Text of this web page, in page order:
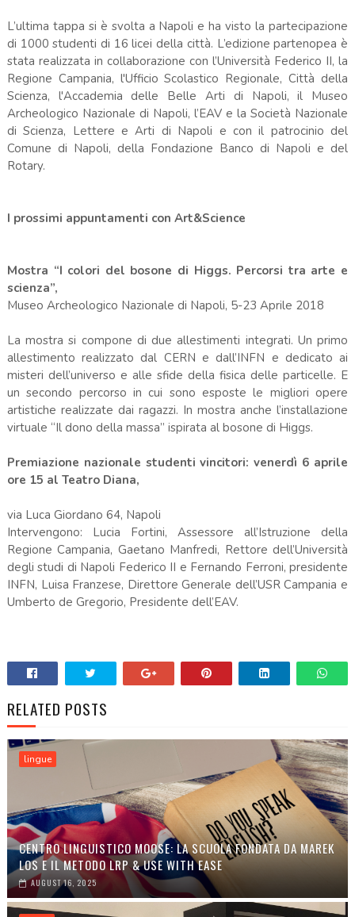
L’ultima tappa si è svolta a Napoli e ha visto la partecipazione
di 1000 studenti di 16 licei della città. L’edizione partenopea è
stata realizzata in collaborazione con l’Università Federico II, la
Regione Campania, l'Ufficio Scolastico Regionale, Città della
Scienza, l'Accademia delle Belle Arti di Napoli, il Museo
Archeologico Nazionale di Napoli, l’EAV e la Società Nazionale
di Scienza, Lettere e Arti di Napoli e con il patrocinio del
Comune di Napoli, della Fondazione Banco di Napoli e del
Rotary.
I prossimi appuntamenti con Art&Science
Mostra “I colori del bosone di Higgs. Percorsi tra arte e
scienza”,
Museo Archeologico Nazionale di Napoli, 5-23 Aprile 2018
La mostra si compone di due allestimenti integrati. Un primo
allestimento realizzato dal CERN e dall’INFN e dedicato ai
misteri dell’universo e alle sfide della fisica delle particelle. E
un secondo percorso in cui sono esposte le migliori opere
artistiche realizzate dai ragazzi. In mostra anche l’installazione
virtuale “Il dono della massa” ispirata al bosone di Higgs.
Premiazione nazionale studenti vincitori: venerdì 6 aprile
ore 15 al Teatro Diana,
via Luca Giordano 64, Napoli
Intervengono: Lucia Fortini, Assessore all’Istruzione della
Regione Campania, Gaetano Manfredi, Rettore dell’Università
degli studi di Napoli Federico II e Fernando Ferroni, presidente
INFN, Luisa Franzese, Direttore Generale dell’USR Campania e
Umberto de Gregorio, Presidente dell’EAV.
RELATED POSTS
lingue
CENTRO LINGUISTICO MOOSE: LA SCUOLA FONDATA DA MAREK
LOS E IL METODO LRP & USE WITH EASE
AUGUST 16, 2025